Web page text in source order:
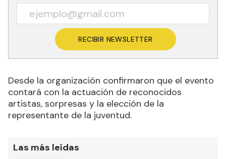
RECIBIR NEWSLETTER
Desde la organización confirmaron que el evento
contará con la actuación de reconocidos
artistas, sorpresas y la elección de la
representante de la juventud.
Las más leídas